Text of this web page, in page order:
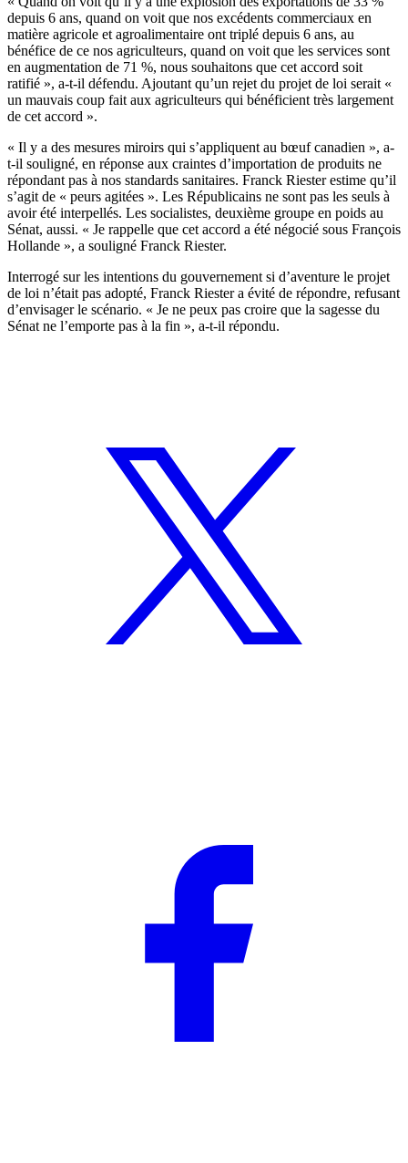
depuis 6 ans, quand on voit que nos excédents commerciaux en
matière agricole et agroalimentaire ont triplé depuis 6 ans, au
bénéfice de ce nos agriculteurs, quand on voit que les services sont
en augmentation de 71 %, nous souhaitons que cet accord soit
ratifié », a-t-il défendu. Ajoutant qu’un rejet du projet de loi serait «
un mauvais coup fait aux agriculteurs qui bénéficient très largement
de cet accord ».
« Il y a des mesures miroirs qui s’appliquent au bœuf canadien », a-
t-il souligné, en réponse aux craintes d’importation de produits ne
répondant pas à nos standards sanitaires. Franck Riester estime qu’il
s’agit de « peurs agitées ». Les Républicains ne sont pas les seuls à
avoir été interpellés. Les socialistes, deuxième groupe en poids au
Sénat, aussi. « Je rappelle que cet accord a été négocié sous François
Hollande », a souligné Franck Riester.
Interrogé sur les intentions du gouvernement si d’aventure le projet
de loi n’était pas adopté, Franck Riester a évité de répondre, refusant
d’envisager le scénario. « Je ne peux pas croire que la sagesse du
Sénat ne l’emporte pas à la fin », a-t-il répondu.